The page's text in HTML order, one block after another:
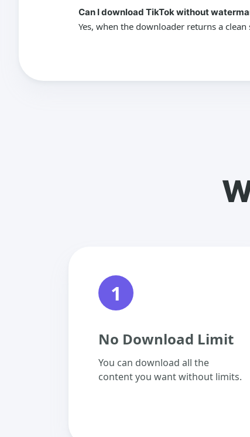
Can I download TikTok without
Yes, when the downloader returns a
1
No Download Limit
You can download all the
content you want without limits.